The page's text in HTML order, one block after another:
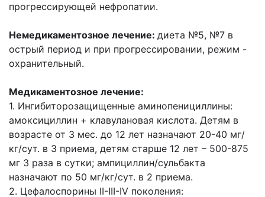
прогрессирующей нефропатии.
Немедикаментозное лечение: диета №5, №7 в
острый период и при прогрессировании, режим -
охранительный.
Медикаментозное лечение:
1. Ингибиторозащищенные аминопенициллины:
амоксициллин + клавулановая кислота. Детям в
возрасте от 3 мес. до 12 лет назначают 20-40 мг/
кг/сут. в 3 приема, детям старше 12 лет – 500-875
мг 3 раза в сутки; ампициллин/сульбакта
назначают по 50 мг/кг/сут. в 2 приема.
2. Цефалоспорины II-III-IV поколения: